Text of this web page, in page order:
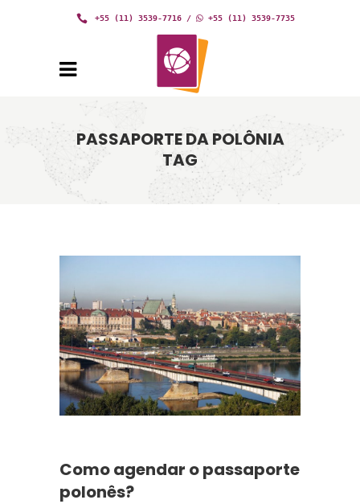
+55 (11) 3539-7716 / +55 (11) 3539-7735
PASSAPORTE DA POLÔNIA
TAG
Como agendar o passaporte
polonês?